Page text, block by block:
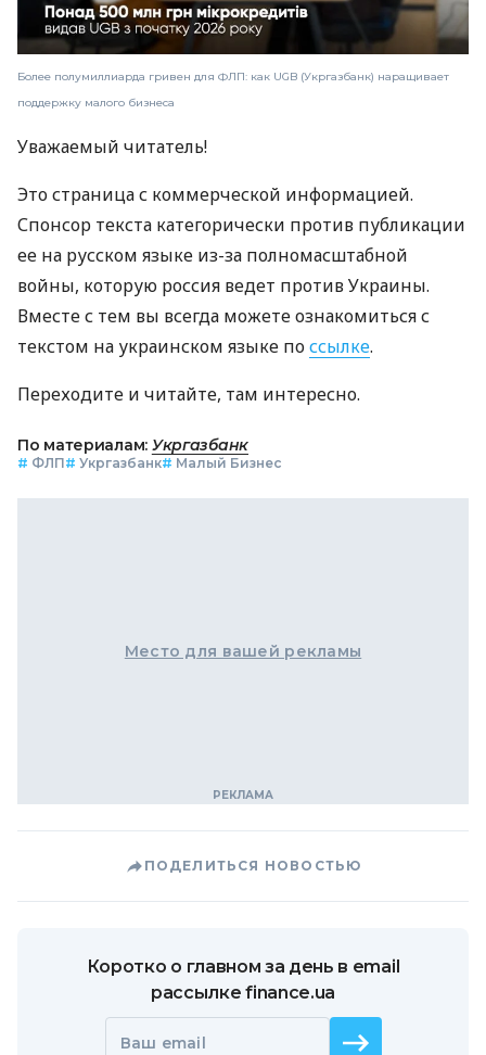
Более полумиллиарда гривен для ФЛП: как UGB (Укргазбанк) наращивает
поддержку малого бизнеса
Уважаемый читатель!
Это страница с коммерческой информацией.
Спонсор текста категорически против публикации
ее на русском языке из-за полномасштабной
войны, которую россия ведет против Украины.
Вместе с тем вы всегда можете ознакомиться с
текстом на украинском языке поссылке.
Переходите и читайте, там интересно.
По материалам: Укргазбанк
# ФЛП# Укргазбанк# Малый Бизнес
Место для вашей рекламы
ПОДЕЛИТЬСЯ НОВОСТЬЮ
Коротко о главном за день в email
рассылке finance.ua
Ваш email